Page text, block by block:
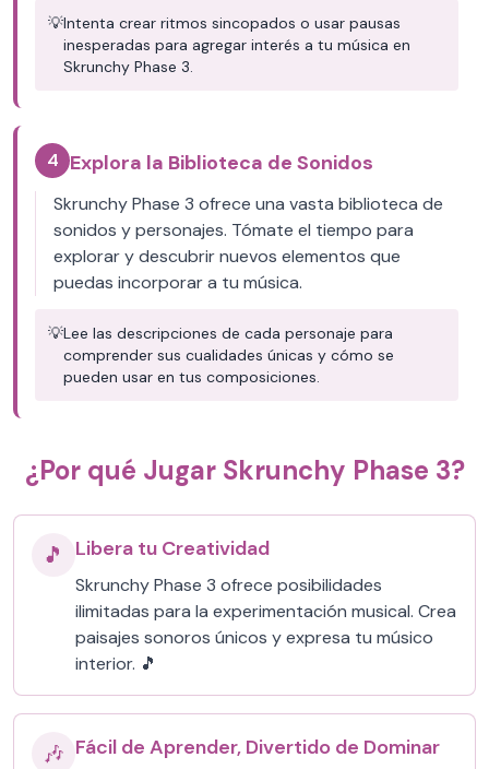
💡Intenta crear ritmos sincopados o usar pausas
inesperadas para agregar interés a tu música en
Skrunchy Phase 3.
4 Explora la Biblioteca de Sonidos
Skrunchy Phase 3 ofrece una vasta biblioteca de
sonidos y personajes. Tómate el tiempo para
explorar y descubrir nuevos elementos que
puedas incorporar a tu música.
💡Lee las descripciones de cada personaje para
comprender sus cualidades únicas y cómo se
pueden usar en tus composiciones.
¿Por qué Jugar Skrunchy Phase 3?
🎵 Libera tu Creatividad
Skrunchy Phase 3 ofrece posibilidades
ilimitadas para la experimentación musical. Crea
paisajes sonoros únicos y expresa tu músico
interior. 🎵
🎶 Fácil de Aprender, Divertido de Dominar